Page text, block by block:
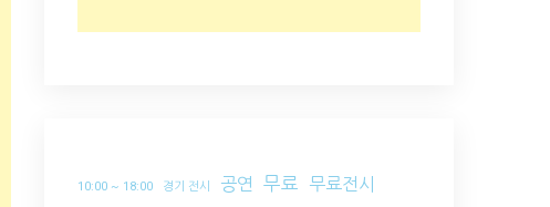
10:00 ~ 18:00 경기 전시 공연 무료 무료전시